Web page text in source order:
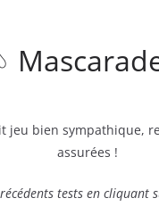
jeu bien sympathique,
assurées !
tests en